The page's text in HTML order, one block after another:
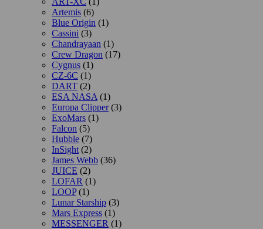
Artemis (6)
Blue Origin (1)
Cassini (3)
Chandrayaan (1)
Crew Dragon (17)
Cygnus (1)
CZ-6C (1)
DART (2)
ESA NASA (1)
Europa Clipper(3)
ExoMars (1)
Falcon (5)
Hubble (7)
InSight (2)
James Webb (36)
JUICE (2)
LOFAR (1)
LOOP(1)
Lunar Starship (3)
Mars Express (1)
MESSENGER (1)